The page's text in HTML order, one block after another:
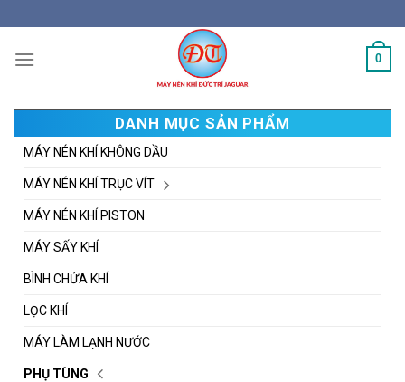
to
content
0
DANH MỤC SẢN PHẨM
MÁY NÉN KHÍ KHÔNG DẦU
MÁY NÉN KHÍ TRỤC VÍT
MÁY NÉN KHÍ PISTON
MÁY SẤY KHÍ
BÌNH CHỨA KHÍ
LỌC KHÍ
MÁY LÀM LẠNH NƯỚC
PHỤ TÙNG